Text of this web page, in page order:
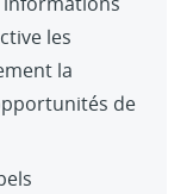
les
la
de